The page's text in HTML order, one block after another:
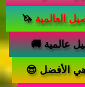
العالمية
😎